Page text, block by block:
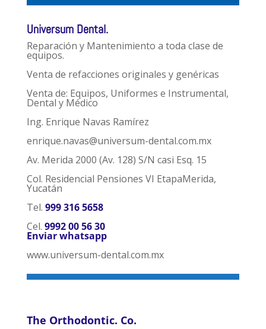
Universum Dental.
Reparación y Mantenimiento a toda clase de
equipos.
Venta de refacciones originales y genéricas
Venta de: Equipos, Uniformes e Instrumental,
Dental y Médico
Ing. Enrique Navas Ramírez
enrique.navas@universum-dental.com.mx
Av. Merida 2000 (Av. 128) S/N casi Esq. 15
Col. Residencial Pensiones VI EtapaMerida,
Yucatán
Tel. 999 316 5658
Cel. 9992 00 56 30
Enviar whatsapp
www.universum-dental.com.mx
The Orthodontic. Co.